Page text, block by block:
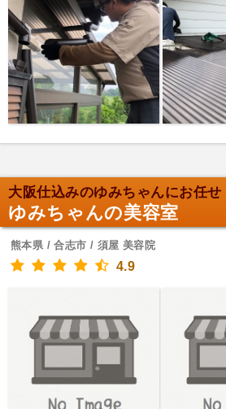
大阪仕込みのゆみちゃんにお任せ
ゆみちゃんの美容室
熊本県 / 合志市 / 須屋 美容院
4.9